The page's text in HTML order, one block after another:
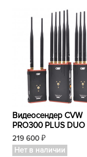
Видеосендер CVW
PRO300 PLUS DUO
219 600 ₽
Нет в наличии